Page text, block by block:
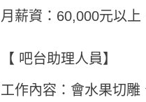
月薪資：60,000元以上
【 吧台助理人員】
工作內容：會水果切